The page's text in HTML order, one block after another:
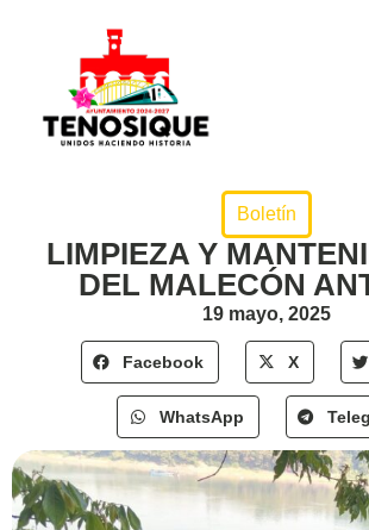
Boletín
LIMPIEZA Y
DEL MALECÓN
19 mayo, 2025
Facebook X
WhatsApp